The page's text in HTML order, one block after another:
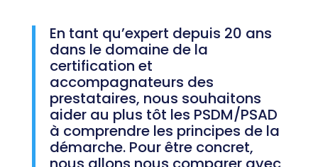
En tant qu’expert depuis 20 ans
dans le domaine de la
certification et
accompagnateurs des
prestataires, nous souhaitons
aider au plus tôt les PSDM/PSAD
à comprendre les principes de la
démarche. Pour être concret,